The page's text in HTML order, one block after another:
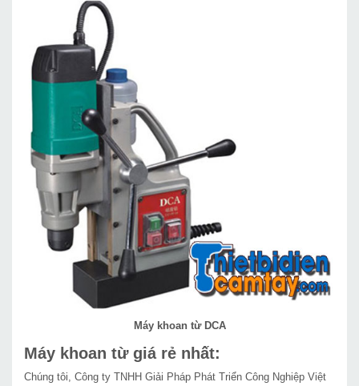
Máy khoan từ DCA
Máy khoan từ giá rẻ nhất:
Chúng tôi, Công ty TNHH Giải Pháp Phát Triển Công Nghiệp Việt